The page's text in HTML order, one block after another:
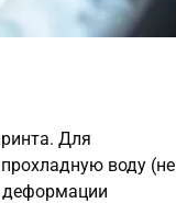
Для
воду (не
деформации